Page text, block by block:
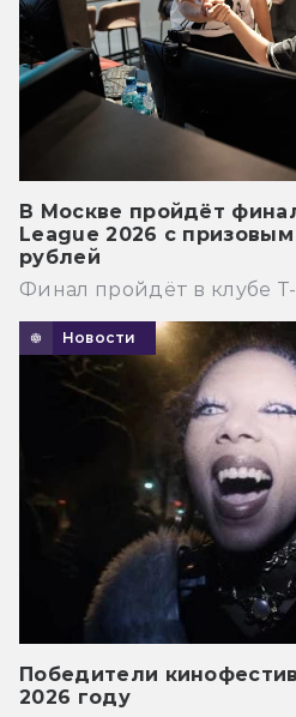
В Москве пройдёт
League 2026 с
рублей
Финал пройдёт в клубе
Новости
Победители
2026 году